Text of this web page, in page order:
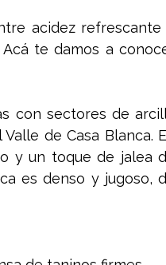
acidez refrescante
te damos a
con sectores de
de Casa Blanca.
y un toque de jalea
es denso y jugoso,